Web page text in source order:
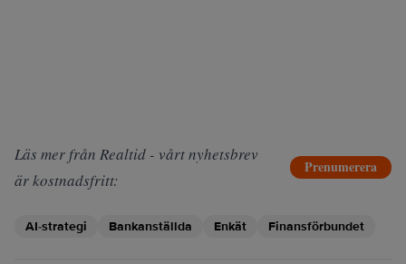
Läs mer från Realtid - vårt nyhetsbrev
är kostnadsfritt:
Prenumerera
AI-strategi Bankanställda Enkät Finansförbundet